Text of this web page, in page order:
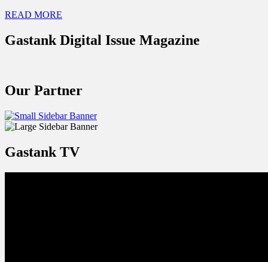
READ MORE
Gastank Digital Issue Magazine
Our Partner
Gastank TV